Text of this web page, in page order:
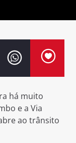
há muito
e a Via
ao trânsito